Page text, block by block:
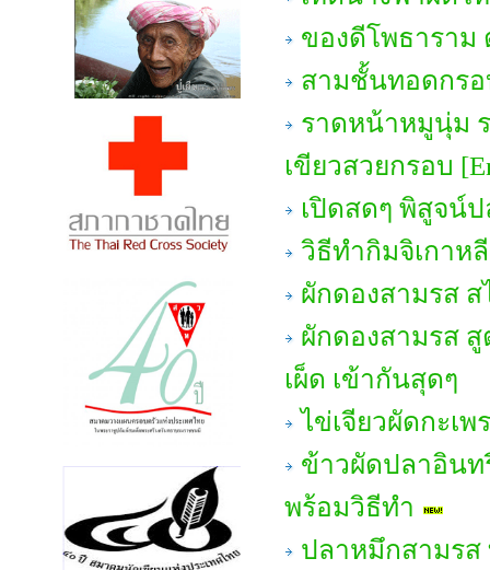
ของดีโพธาราม
สามชั้นทอดกร
ราดหน้าหมูนุ่ม
เขียวสวยกรอบ
เปิดสดๆ พิสูจน์
วิธีทำกิมจิเกาห
ผักดองสามรส
ผักดองสามรส
เผ็ด เข้ากันสุดๆ
ไข่เจียวผัดกะเพ
ข้าวผัดปลาอินท
พร้อมวิธีทำ
ปลาหมึกสามรส